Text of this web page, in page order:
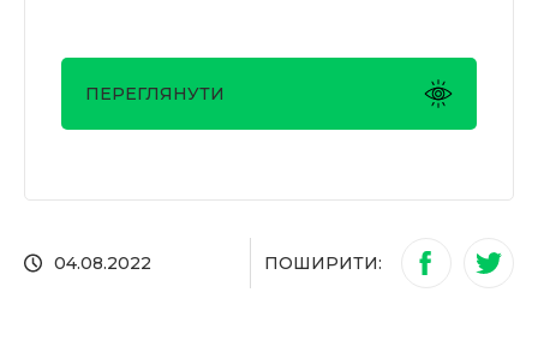
04.08.2022 ПОШИРИТИ:
ПЕРЕГЛЯНУТИ